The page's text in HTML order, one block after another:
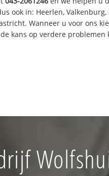
ook in: Heerlen, Valkenburg,
Wanneer u voor ons
kans op verdere problemen